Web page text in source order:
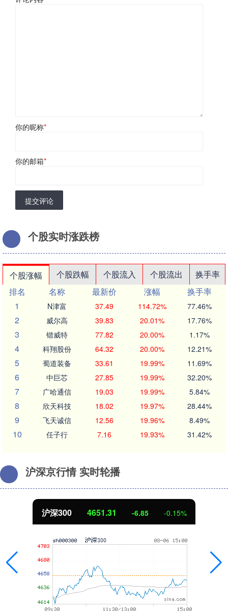
你的昵称*
你的邮箱*
提交评论
个股实时涨跌榜
个股涨幅 个股跌幅 个股流入 个股流出
换手率
排名
名称 最新价 涨幅
换手率
1
N津富 37.49 114.72% 77.46%
2 威尔高 39.83 20.01% 17.76%
3 锴威特 77.82 20.00% 1.17%
4 科翔股份 64.32 20.00% 12.21%
5 蜀道装备 33.61 19.99% 11.69%
6 中巨芯 27.85 19.99% 32.20%
7 广哈通信 19.03 19.99% 5.84%
8 欣天科技 18.02 19.97% 28.44%
9 飞天诚信 12.56 19.96% 8.49%
10 任子行 7.16 19.93% 31.42%
沪深京行情 实时轮播
北证50 1122.88 3.42 0.30%